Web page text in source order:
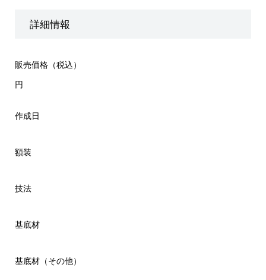
詳細情報
販売価格（税込）
円
作成日
額装
技法
基底材
基底材（その他）